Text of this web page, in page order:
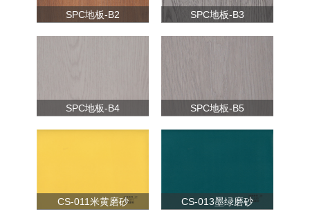
SPC地板-B2 SPC地板-B3
SPC地板-B4 SPC地板-B5
CS-011米黄磨砂 CS-013墨绿磨砂